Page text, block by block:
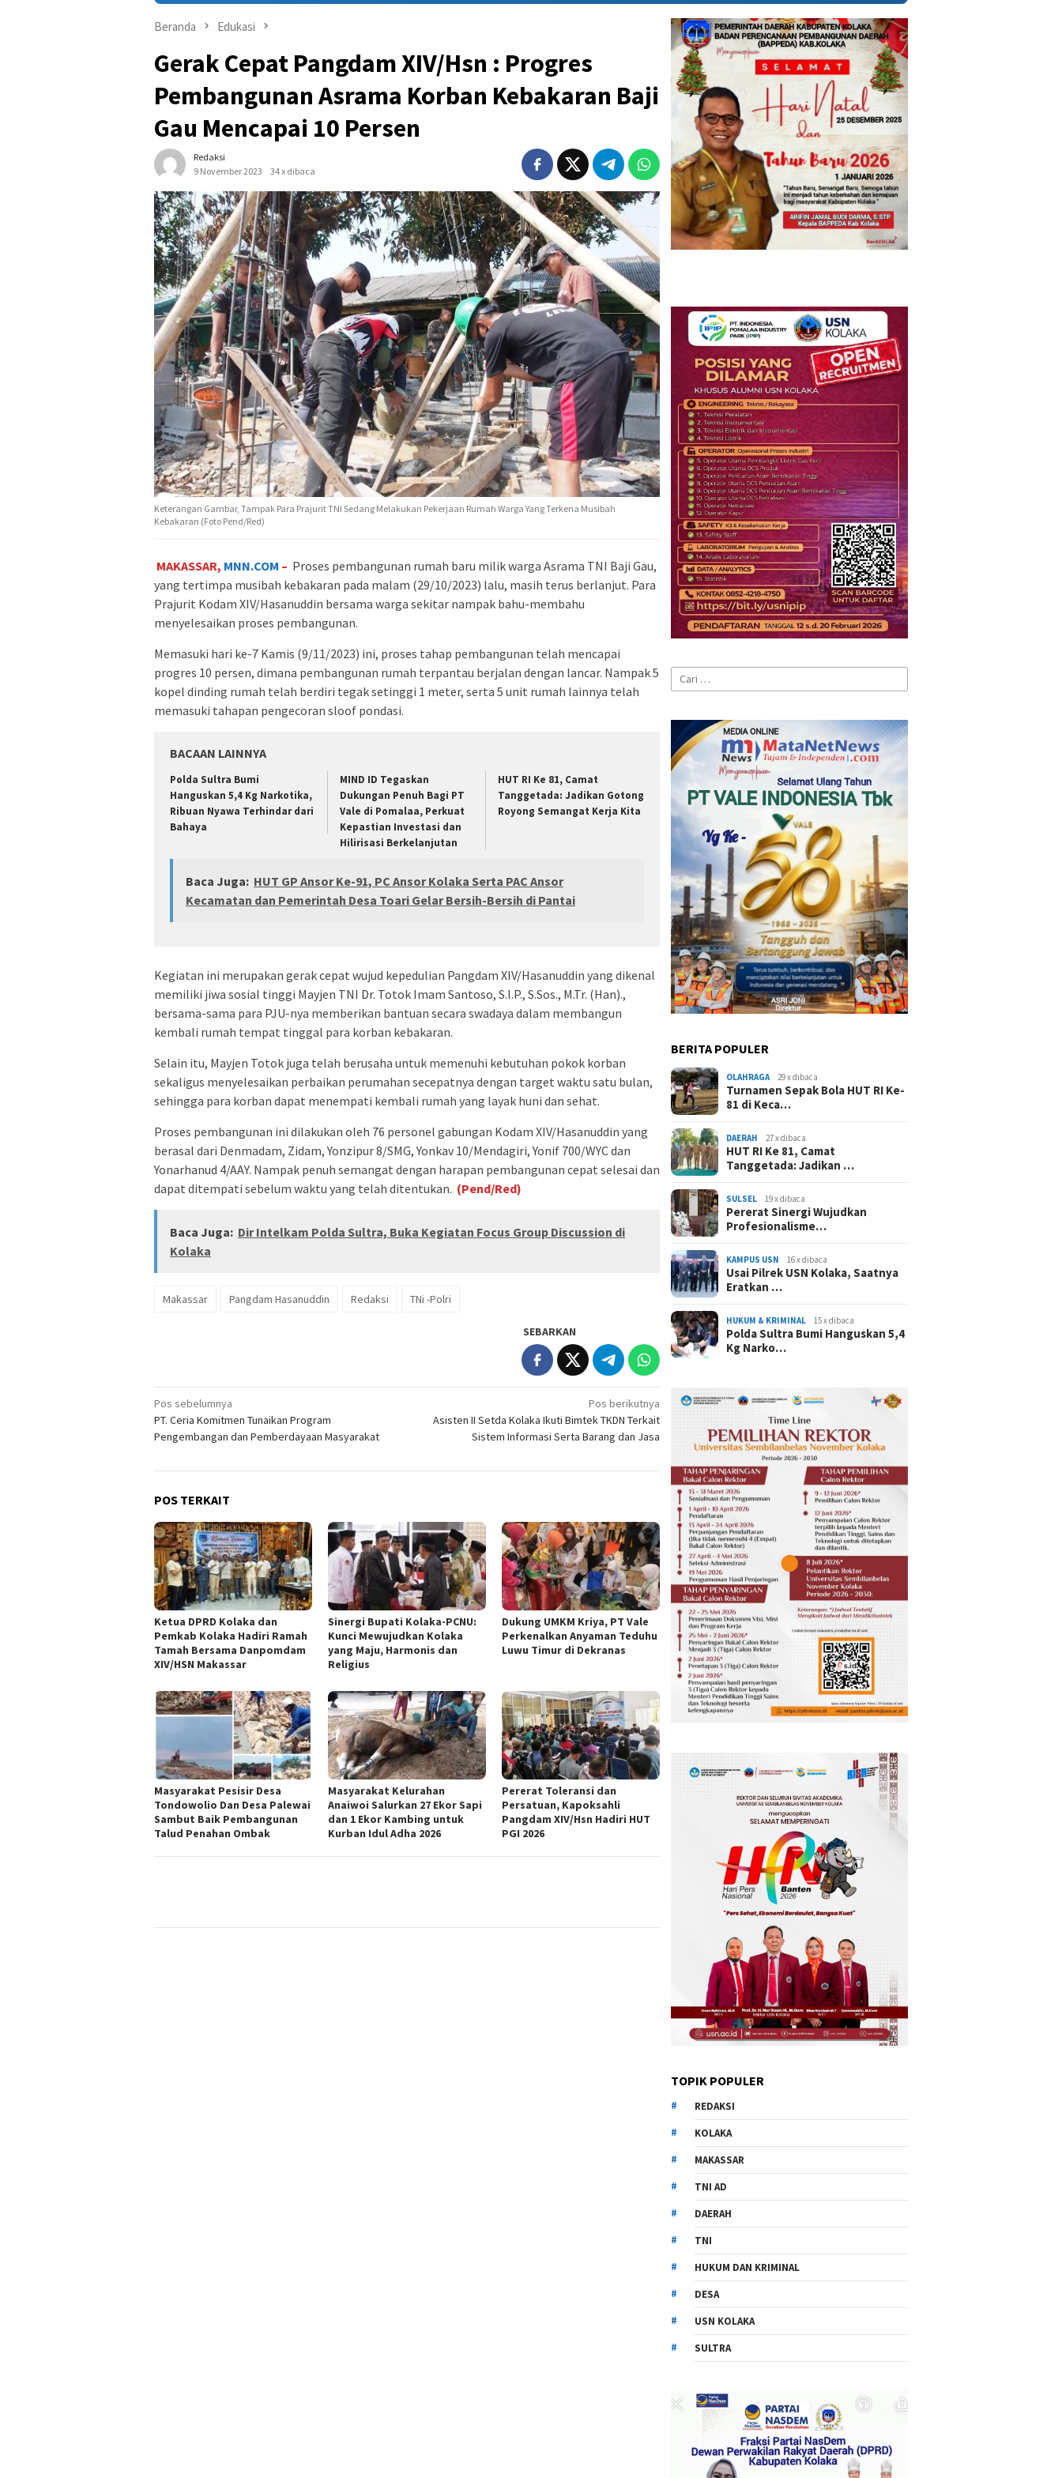
Beranda Edukasi
Gerak Cepat Pangdam XIV/Hsn : Progres
Pembangunan Asrama Korban Kebakaran Baji
Gau Mencapai 10 Persen
Redaksi
9 November 2023
34 x dibaca
Keterangan Gambar, Tampak Para Prajurit TNI Sedang Melakukan Pekerjaan Rumah Warga Yang Terkena Musibah
Kebakaran (Foto Pend/Red)
MAKASSAR, MNN.COM – Proses pembangunan rumah baru milik warga Asrama TNI Baji Gau,
yang tertimpa musibah kebakaran pada malam (29/10/2023) lalu, masih terus berlanjut. Para
Prajurit Kodam XIV/Hasanuddin bersama warga sekitar nampak bahu-membahu
menyelesaikan proses pembangunan.
Memasuki hari ke-7 Kamis (9/11/2023) ini, proses tahap pembangunan telah mencapai
progres 10 persen, dimana pembangunan rumah terpantau berjalan dengan lancar. Nampak 5
kopel dinding rumah telah berdiri tegak setinggi 1 meter, serta 5 unit rumah lainnya telah
memasuki tahapan pengecoran sloof pondasi.
BACAAN LAINNYA
Polda Sultra Bumi
Hanguskan 5,4 Kg Narkotika,
Ribuan Nyawa Terhindar dari
Bahaya
MIND ID Tegaskan
Dukungan Penuh Bagi PT
Vale di Pomalaa, Perkuat
Kepastian Investasi dan
Hilirisasi Berkelanjutan
HUT RI Ke 81, Camat
Tanggetada: Jadikan Gotong
Royong Semangat Kerja Kita
Baca Juga: HUT GP Ansor Ke-91, PC Ansor Kolaka Serta PAC Ansor
Kecamatan dan Pemerintah Desa Toari Gelar Bersih-Bersih di Pantai
Kegiatan ini merupakan gerak cepat wujud kepedulian Pangdam XIV/Hasanuddin yang dikenal
memiliki jiwa sosial tinggi Mayjen TNI Dr. Totok Imam Santoso, S.I.P., S.Sos., M.Tr. (Han).,
bersama-sama para PJU-nya memberikan bantuan secara swadaya dalam membangun
kembali rumah tempat tinggal para korban kebakaran.
Selain itu, Mayjen Totok juga telah berusaha untuk memenuhi kebutuhan pokok korban
sekaligus menyelesaikan perbaikan perumahan secepatnya dengan target waktu satu bulan,
sehingga para korban dapat menempati kembali rumah yang layak huni dan sehat.
Proses pembangunan ini dilakukan oleh 76 personel gabungan Kodam XIV/Hasanuddin yang
berasal dari Denmadam, Zidam, Yonzipur 8/SMG, Yonkav 10/Mendagiri, Yonif 700/WYC dan
Yonarhanud 4/AAY. Nampak penuh semangat dengan harapan pembangunan cepat selesai dan
dapat ditempati sebelum waktu yang telah ditentukan. (Pend/Red)
Baca Juga: Dir Intelkam Polda Sultra, Buka Kegiatan Focus Group Discussion di
Kolaka
Makassar Pangdam Hasanuddin Redaksi TNi -Polri
SEBARKAN
Navigasi
pos
Pos sebelumnya
PT. Ceria Komitmen Tunaikan Program
Pengembangan dan Pemberdayaan Masyarakat
Pos berikutnya
Asisten II Setda Kolaka Ikuti Bimtek TKDN Terkait
Sistem Informasi Serta Barang dan Jasa
POS TERKAIT
Ketua DPRD Kolaka dan
Pemkab Kolaka Hadiri Ramah
Tamah Bersama Danpomdam
XIV/HSN Makassar
Sinergi Bupati Kolaka-PCNU:
Kunci Mewujudkan Kolaka
yang Maju, Harmonis dan
Religius
Dukung UMKM Kriya, PT Vale
Perkenalkan Anyaman Teduhu
Luwu Timur di Dekranas
Masyarakat Pesisir Desa
Tondowolio Dan Desa Palewai
Sambut Baik Pembangunan
Talud Penahan Ombak
Masyarakat Kelurahan
Anaiwoi Salurkan 27 Ekor Sapi
dan 1 Ekor Kambing untuk
Kurban Idul Adha 2026
Pererat Toleransi dan
Persatuan, Kapoksahli
Pangdam XIV/Hsn Hadiri HUT
PGI 2026
Cari
untuk:
BERITA POPULER
OLAHRAGA 29 x dibaca
Turnamen Sepak Bola HUT RI Ke-
81 di Keca…
DAERAH 27 x dibaca
HUT RI Ke 81, Camat
Tanggetada: Jadikan …
SULSEL 19 x dibaca
Pererat Sinergi Wujudkan
Profesionalisme…
KAMPUS USN 16 x dibaca
Usai Pilrek USN Kolaka, Saatnya
Eratkan …
HUKUM & KRIMINAL 15 x dibaca
Polda Sultra Bumi Hanguskan 5,4
Kg Narko…
TOPIK POPULER
REDAKSI
KOLAKA
MAKASSAR
TNI AD
DAERAH
TNI
HUKUM DAN KRIMINAL
DESA
USN KOLAKA
SULTRA